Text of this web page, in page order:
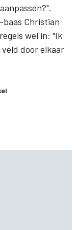
Christian
wel in: "Ik
door elkaar